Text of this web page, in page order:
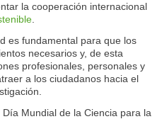
la cooperación internacional
es fundamental para que los
necesarios y, de esta
profesionales, personales y
a los ciudadanos hacia el
Mundial de la Ciencia para la